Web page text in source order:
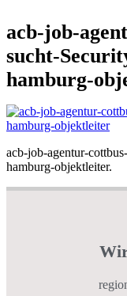
acb-job-
sucht-
hamburg-
acb-job-agentur-
hamburg-objektleiter.